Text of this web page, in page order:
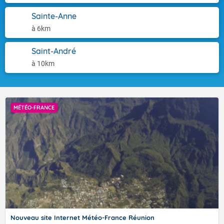
Février, seul le cyclone tropical
début avril, sans toutefois concerner les terres habitées.
D’ici le début du mois de mai, les contraintes environnementales
empêchant la formation de nouveaux systèmes devraient
graduellement se relâcher. Avec l’arrivée d’une pulsation pluvio-
orageuse se déplaçant d’ouest en est le long de l’équateur (la
"MJO"), et malgré cette période tardive pour la saison, les conditions
première décade sur le centre et l’est du bassin. Les prévisions
Sainte-Anne
à 6km
Saint-André
à 10km
MÉTÉO-FRANCE
Nouveau site Internet Météo-France Réunion